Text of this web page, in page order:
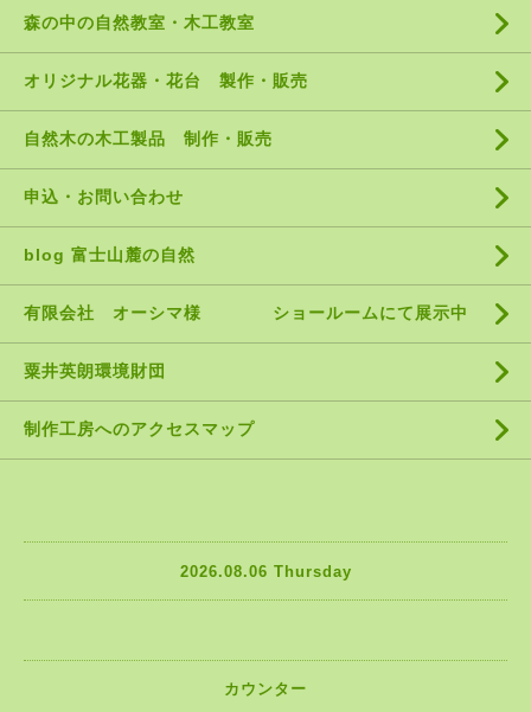
森の中の自然教室・木工教室
オリジナル花器・花台 製作・販売
自然木の木工製品 制作・販売
申込・お問い合わせ
blog 富士山麓の自然
有限会社 オーシマ様 ショールームにて展示中
粟井英朗環境財団
制作工房へのアクセスマップ
2026.08.06 Thursday
カウンター